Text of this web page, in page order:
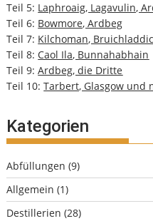
Teil 5: Laphroaig, Lagavulin,
Teil 6: Bowmore, Ardbeg
Teil 7: Kilchoman,
Teil 8: Caol Ila, Bunnahabhain
Teil 9:Ardbeg, die Dritte
Teil 10:Tarbert, Glasgow und
Kategorien
Abfüllungen (9)
Allgemein (1)
Destillerien (28)